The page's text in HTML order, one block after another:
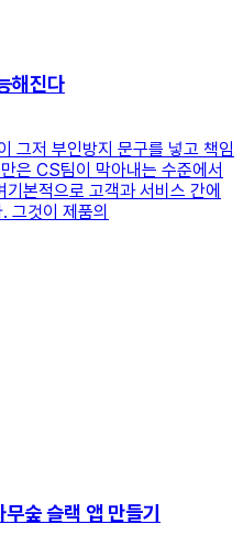
해진다
그저 부인방지 문구를 넣고 책임
은 CS팀이 막아내는 수준에서
본적으로 고객과 서비스 간에
그것이 제품의
숲 슬랙 앱 만들기